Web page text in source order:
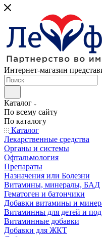
Интернет-магазин
Каталог
По всему сайту
По каталогу
Каталог
Лекарственные средства
Органы и системы
Офтальмология
Препараты
Назначения или Болезни
Витамины, минералы, БАД
Гематоген и батончики
Добавки витамины и
Витаминны для детей и
Витаминные добавки
Добавки для ЖКТ